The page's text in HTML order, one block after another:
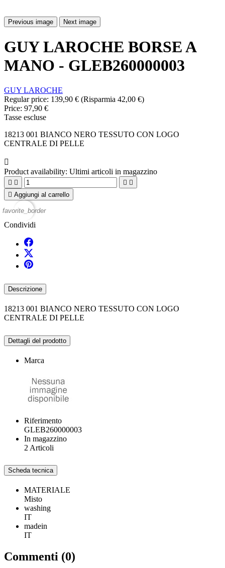
Previous image Next image
GUY LAROCHE BORSE A
MANO - GLEB260000003
GUY LAROCHE
Regular price: 139,90 € (Risparmia 42,00 €)
Price: 97,90 €
Tasse escluse
18213 001 BIANCO NERO TESSUTO CON LOGO
CENTRALE DI PELLE

Product availability: Ultimi articoli in magazzino
   
 Aggiungi al carrello
favorite_border
Condividi
Descrizione
18213 001 BIANCO NERO TESSUTO CON LOGO
CENTRALE DI PELLE
Dettagli del prodotto
Marca
Riferimento
GLEB260000003
In magazzino
2 Articoli
Scheda tecnica
MATERIALE
Misto
washing
IT
madein
IT
Commenti (0)